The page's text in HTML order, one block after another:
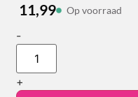
11,99 Op voorraad
-
+